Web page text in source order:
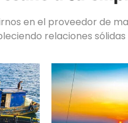
en el proveedor de
relaciones